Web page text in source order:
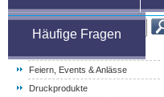
Häufige Fragen
Feiern, Events & Anlässe
Druckprodukte